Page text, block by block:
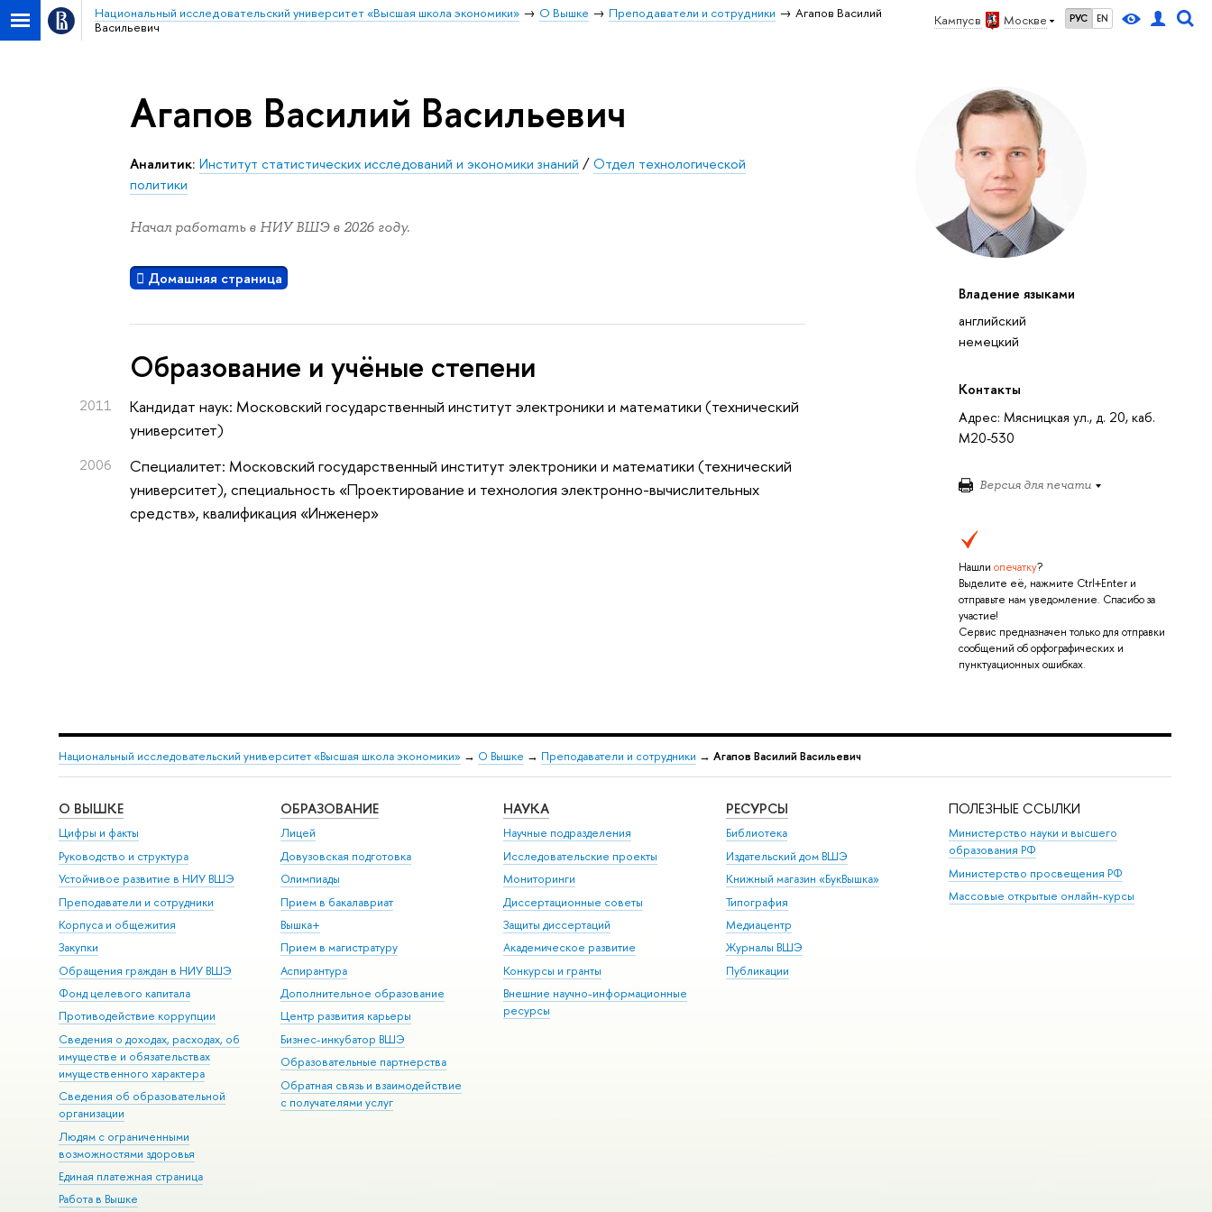
Кампус в Москве РУС EN
Национальный исследовательский университет «Высшая школа экономики» О Вышке Преподаватели и сотрудники
Агапов Василий
Васильевич
Владение языками
английский
немецкий
Контакты
Адрес: Мясницкая ул., д. 20, каб.
M20-530
Версия для печати
Нашли опечатку?
Выделите её, нажмите Ctrl+Enter и
отправьте нам уведомление. Спасибо за
участие!
Сервис предназначен только для отправки
сообщений об орфографических и
пунктуационных ошибках.
Агапов Василий Васильевич
Аналитик: Институт статистических исследований и экономики знаний /Отдел технологической
политики
Начал работать в НИУ ВШЭ в 2026 году.
Домашняя страница
Oбразование и учёные степени
2011
Кандидат наук: Московский государственный институт электроники и математики (технический
университет)
2006
Специалитет: Московский государственный институт электроники и математики (технический
университет), специальность «Проектирование и технология электронно-вычислительных
средств», квалификация «Инженер»
Национальный исследовательский университет «Высшая школа экономики» → О Вышке → Преподаватели и сотрудники → Агапов Василий Васильевич
О ВЫШКЕ
Цифры и факты
Руководство и структура
Устойчивое развитие в НИУ ВШЭ
Преподаватели и сотрудники
Корпуса и общежития
Закупки
Обращения граждан в НИУ ВШЭ
Фонд целевого капитала
Противодействие коррупции
Сведения о доходах, расходах, об
имуществе и обязательствах
имущественного характера
Сведения об образовательной
организации
Людям с ограниченными
возможностями здоровья
Единая платежная страница
Работа в Вышке
ОБРАЗОВАНИЕ
Лицей
Довузовская подготовка
Олимпиады
Прием в бакалавриат
Вышка+
Прием в магистратуру
Аспирантура
Дополнительное образование
Центр развития карьеры
Бизнес-инкубатор ВШЭ
Образовательные партнерства
Обратная связь и взаимодействие
с получателями услуг
НАУКА
Научные подразделения
Исследовательские проекты
Мониторинги
Диссертационные советы
Защиты диссертаций
Академическое развитие
Конкурсы и гранты
Внешние научно-информационные
ресурсы
РЕСУРСЫ
Библиотека
Издательский дом ВШЭ
Книжный магазин «БукВышка»
Типография
Медиацентр
Журналы ВШЭ
Публикации
ПОЛЕЗНЫЕ ССЫЛКИ
Министерство науки и высшего
образования РФ
Министерство просвещения РФ
Массовые открытые онлайн-курсы